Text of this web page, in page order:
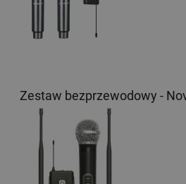
Zestaw bezprzewodowy -